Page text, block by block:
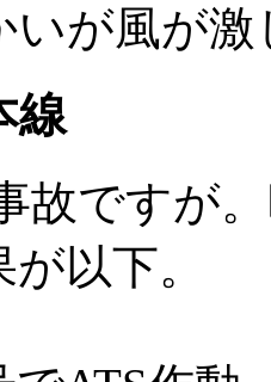
いが風が
線
故ですが
以下。